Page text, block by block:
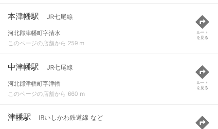
本津幡駅 JR七尾線
河北郡津幡町字清水
このページの店舗から 259 m
ルート
を見る
中津幡駅 JR七尾線
河北郡津幡町字津幡
このページの店舗から 660 m
ルート
を見る
津幡駅 IRいしかわ鉄道線 など